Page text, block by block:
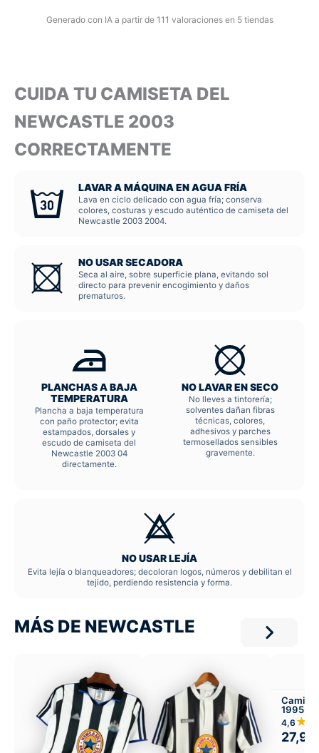
Generado con IA a partir de 111 valoraciones en 5 tiendas
CUIDA TU CAMISETA DEL
NEWCASTLE 2003
CORRECTAMENTE
LAVAR A MÁQUINA EN AGUA FRÍA
Lava en ciclo delicado con agua fría; conserva
colores, costuras y escudo auténtico de camiseta del
Newcastle 2003 2004.
NO USAR SECADORA
Seca al aire, sobre superficie plana, evitando sol
directo para prevenir encogimiento y daños
prematuros.
PLANCHAS A BAJA
TEMPERATURA
Plancha a baja temperatura
con paño protector; evita
estampados, dorsales y
escudo de camiseta del
Newcastle 2003 04
directamente.
NO LAVAR EN SECO
No lleves a tintorería;
solventes dañan fibras
técnicas, colores,
adhesivos y parches
termosellados sensibles
gravemente.
NO USAR LEJÍA
Evita lejía o blanqueadores; decoloran logos, números y debilitan el
tejido, perdiendo resistencia y forma.
MÁS DE NEWCASTLE
1995-
4,6
27,99